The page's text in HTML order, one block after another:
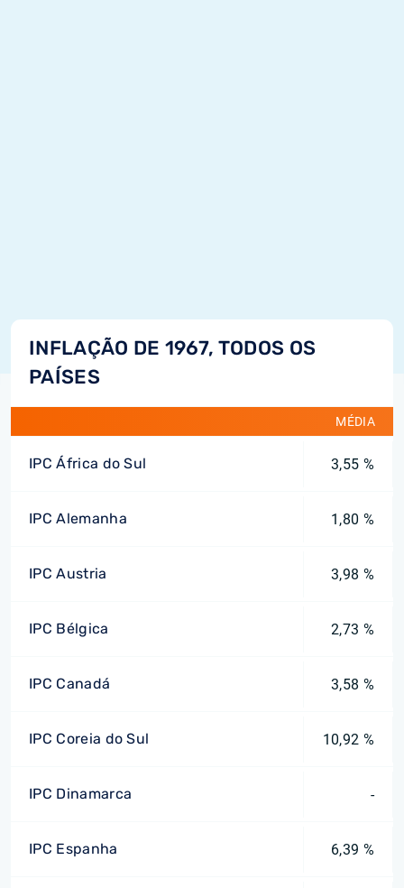
INFLAÇÃO DE 1967, TODOS OS
PAÍSES
MÉDIA
IPC África do Sul 3,55 %
IPC Alemanha 1,80 %
IPC Austria 3,98 %
IPC Bélgica 2,73 %
IPC Canadá 3,58 %
IPC Coreia do Sul 10,92 %
IPC Dinamarca -
IPC Espanha 6,39 %